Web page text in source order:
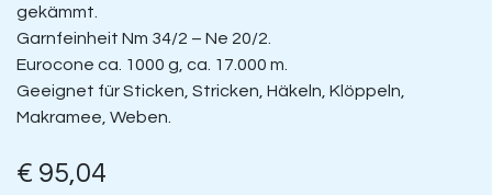
gekämmt.
Garnfeinheit Nm 34/2 – Ne 20/2.
Eurocone ca. 1000 g, ca. 17.000 m.
Geeignet für Sticken, Stricken, Häkeln, Klöppeln,
Makramee, Weben.
€ 95,04